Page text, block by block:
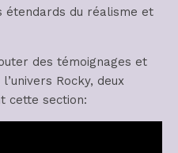
étendards du réalisme et
des témoignages et
Rocky, deux
cette section: